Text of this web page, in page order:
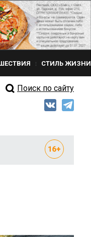
СТИЛЬ ЖИЗНИ
Поиск по сайту